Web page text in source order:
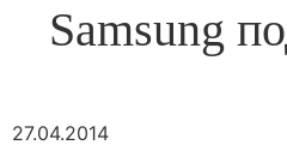
Samsung
27.04.2014